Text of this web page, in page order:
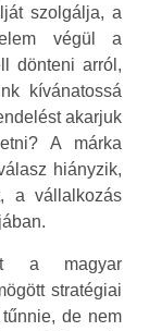
szolgálja, a
végül a
dönteni arról,
kívánatossá
akarjuk
A márka
hiányzik,
a vállalkozás
a magyar
stratégiai
de nem